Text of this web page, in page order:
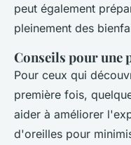
peut également
pleinement des
Conseils pour une
Pour ceux qui
première fois,
aider à améliorer
d'oreilles pour